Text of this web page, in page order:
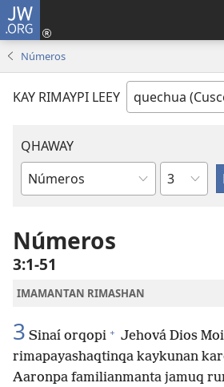
JW.ORG
Números
KAY RIMAYPI LEEY
QHAWAY
Libro
la
Biblia
Capítulo
Números
3:1-51
IMAMANTAN RIMASHAN
3 Sinaí orqopi + Jehová Dios
rimapayashaqtinqa kaykunan
Aaronpa familianmanta jamuq